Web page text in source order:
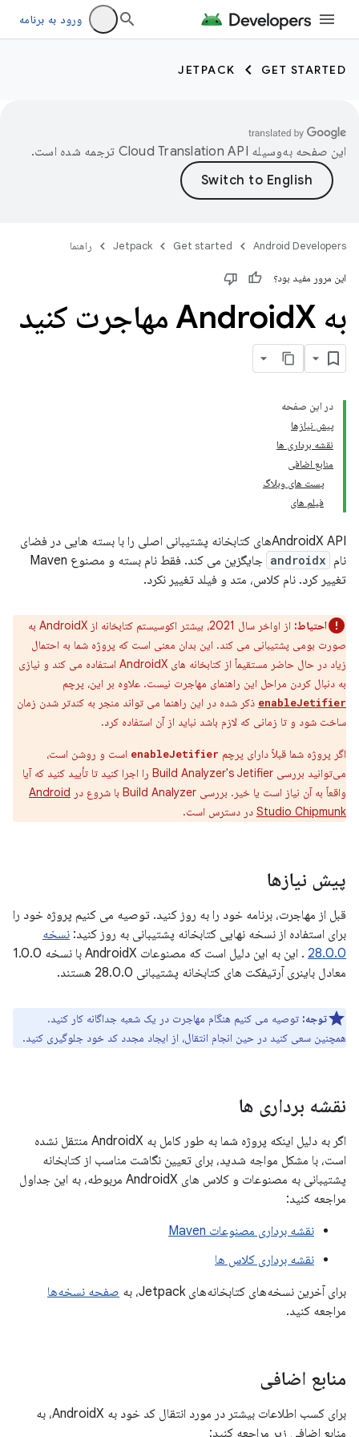
ورود به برنامه
GET STARTED
JETPACK
این صفحه به‌وسیله ترجمه شده است.
Android Developers
Get started
Jetpack راهنما
این مرور مفید بود؟
به Android X مهاجرت کنید
در این صفحه
پیش نیازها
نقشه برداری ها
منابع اضافی
پست های وبلاگ
فیلم های
AndroidX APIهای کتابخانه پشتیبانی اصلی را با بسته هایی در فضای
نام androidx
جایگزین می کند. فقط نام بسته و مصنوع Maven
تغییر کرد. نام کلاس، متد و فیلد تغییر نکرد.
احتیاط:
از اواخر سال 2021، بیشتر اکوسیستم کتابخانه از AndroidX به
صورت بومی پشتیبانی می کند. این بدان معنی است که پروژه شما به احتمال
زیاد در حال حاضر مستقیماً از کتابخانه های AndroidX استفاده می کند و نیازی
به دنبال کردن مراحل این راهنمای مهاجرت نیست. علاوه بر این، پرچم
enableJetifier ذکر شده در این راهنما می تواند منجر به کندتر شدن زمان
ساخت شود و تا زمانی که لازم باشد نباید از آن استفاده کرد.
اگر پروژه شما قبلاً دارای پرچم enableJetifier است و روشن است،
می‌توانید بررسی Build Analyzer's Jetifier را اجرا کنید تا تأیید کنید که آیا
واقعاً به آن نیاز است یا خیر. بررسی Build Analyzer با شروع در
Android
Studio Chipmunk در دسترس است.
پیش نیازها
قبل از مهاجرت، برنامه خود را به روز کنید. توصیه می کنیم پروژه خود را
برای استفاده از نسخه نهایی کتابخانه پشتیبانی به روز کنید: نسخه
28.0.0
. این به این دلیل است که مصنوعات AndroidX با نسخه 1.0.0
معادل باینری آرتیفکت های کتابخانه پشتیبانی 28.0.0 هستند.
توجه: توصیه می کنیم هنگام مهاجرت در یک شعبه جداگانه کار کنید.
همچنین سعی کنید در حین انجام انتقال، از ایجاد مجدد کد خود جلوگیری کنید.
نقشه برداری ها
اگر به دلیل اینکه پروژه شما به طور کامل به AndroidX منتقل نشده
است، با مشکل مواجه شدید، برای تعیین نگاشت مناسب از کتابخانه
پشتیبانی به مصنوعات و کلاس های AndroidX مربوطه، به این جداول
مراجعه کنید:
نقشه برداری مصنوعات Maven
نقشه برداری کلاس ها
برای آخرین نسخه‌های کتابخانه‌های Jetpack، به
صفحه نسخه‌ها
مراجعه کنید.
منابع اضافی
برای کسب اطلاعات بیشتر در مورد انتقال کد خود به AndroidX، به
منابع اضافی زیر مراجعه کنید: